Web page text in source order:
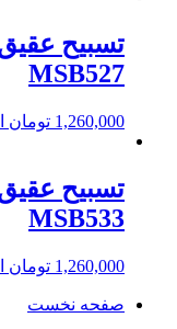
MSB527
1,260,000 تومان
MSB533
1,260,000 تومان
صفحه نخست